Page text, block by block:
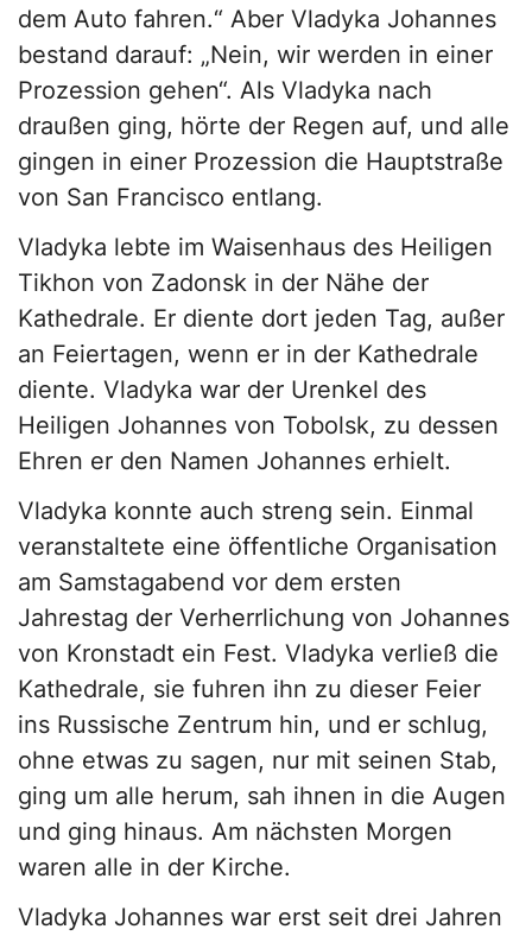
dem Auto fahren.“ Aber Vladyka Johannes
bestand darauf: „Nein, wir werden in einer
Prozession gehen“. Als Vladyka nach
draußen ging, hörte der Regen auf, und alle
gingen in einer Prozession die Hauptstraße
von San Francisco entlang.
Vladyka lebte im Waisenhaus des Heiligen
Tikhon von Zadonsk in der Nähe der
Kathedrale. Er diente dort jeden Tag, außer
an Feiertagen, wenn er in der Kathedrale
diente. Vladyka war der Urenkel des
Heiligen Johannes von Tobolsk, zu dessen
Ehren er den Namen Johannes erhielt.
Vladyka konnte auch streng sein. Einmal
veranstaltete eine öffentliche Organisation
am Samstagabend vor dem ersten
Jahrestag der Verherrlichung von Johannes
von Kronstadt ein Fest. Vladyka verließ die
Kathedrale, sie fuhren ihn zu dieser Feier
ins Russische Zentrum hin, und er schlug,
ohne etwas zu sagen, nur mit seinen Stab,
ging um alle herum, sah ihnen in die Augen
und ging hinaus. Am nächsten Morgen
waren alle in der Kirche.
Vladyka Johannes war erst seit drei Jahren